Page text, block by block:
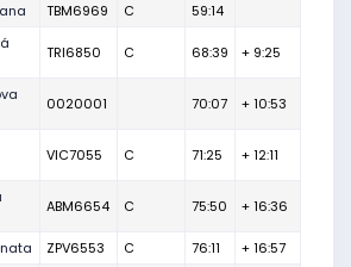
TBM6969 C 59:14
TRI6850 C 68:39 + 9:25
0020001 70:07 + 10:53
VIC7055 C 71:25 + 12:11
ABM6654 C 75:50 + 16:36
ZPV6553 C 76:11 + 16:57